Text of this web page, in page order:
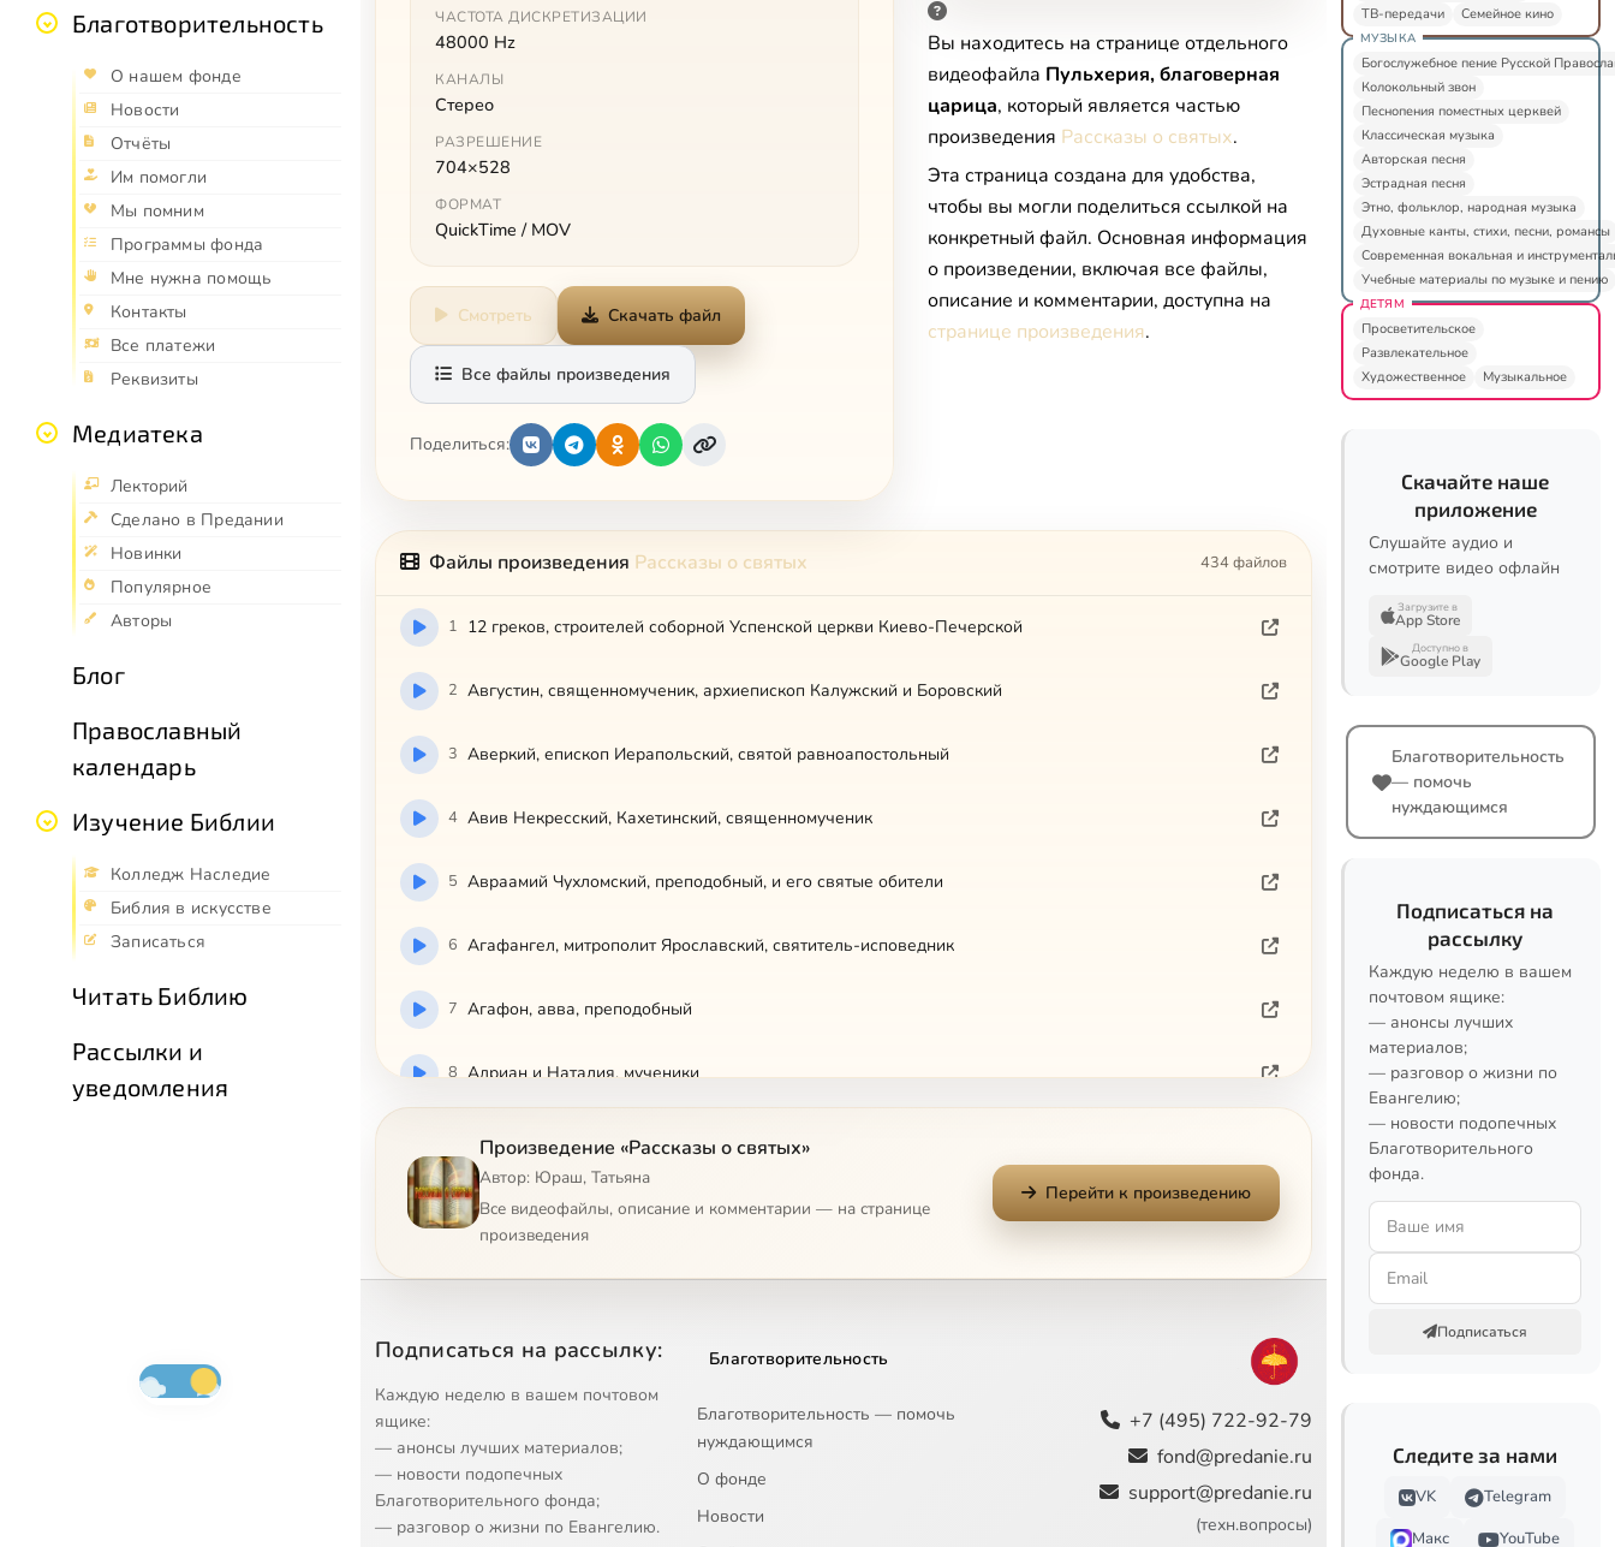
Благотворительность
О нашем фонде
Новости
Отчёты
Им помогли
Мы помним
Программы фонда
Мне нужна помощь
Контакты
Все платежи
Реквизиты
Медиатека
Лекторий
Сделано в Предании
Новинки
Популярное
Авторы
Блог
Православный
календарь
Изучение Библии
Колледж Наследие
Библия в искусстве
Записаться
Читать Библию
Рассылки и
уведомления
ЧАСТОТА ДИСКРЕТИЗАЦИИ
48000 Hz
КАНАЛЫ
Стерео
РАЗРЕШЕНИЕ
704×528
ФОРМАТ
QuickTime / MOV
Смотреть Скачать файл
Все файлы произведения
Поделиться:
Вы находитесь на странице отдельного
видеофайла Пульхерия, благоверная
царица, который является частью
произведения Рассказы о святых.
Эта страница создана для удобства,
чтобы вы могли поделиться ссылкой на
конкретный файл. Основная информация
о произведении, включая все файлы,
описание и комментарии, доступна на
странице произведения.
Файлы произведения Рассказы о святых 434 файлов
1 12 греков, строителей соборной Успенской церкви Киево-Печерской
2 Августин, священномученик, архиепископ Калужский и Боровский
3 Аверкий, епископ Иерапольский, святой равноапостольный
4 Авив Некресский, Кахетинский, священномученик
5 Авраамий Чухломский, преподобный, и его святые обители
6 Агафангел, митрополит Ярославский, святитель-исповедник
7 Агафон, авва, преподобный
8 Адриан и Наталия, мученики
Адриан Пошехонский, преподобномученик
10 Александр Пересвет, инок-воин
13 Икона Божией Матери 'О Всепетая Мати'
14 Икона Божией Матери 'Утоли моя печали'
Икона Божией Матери Донская
Произведение «Рассказы о святых»
Автор: Юраш, Татьяна
Все видеофайлы, описание и комментарии — на странице
произведения
Перейти к произведению
Подписаться на рассылку:
Каждую неделю в вашем почтовом
ящике:
— анонсы лучших материалов;
— новости подопечных
Благотворительного фонда;
— разговор о жизни по Евангелию.
Благотворительность
Благотворительность — помочь
нуждающимся
О фонде
Новости
+7 (495) 722-92-79
fond@predanie.ru
support@predanie.ru
(техн.вопросы)
ТВ-передачи
Семейное кино
МУЗЫКА
Богослужебное пение Русской
Колокольный звон
Песнопения поместных церквей
Классическая музыка
Авторская песня
Эстрадная песня
Этно, фольклор, народная музыка
Духовные канты, стихи, песни, романсы
Современная вокальная и
Учебные материалы по музыке и пению
ДЕТЯМ
Просветительское
Развлекательное
Художественное
Музыкальное
Скачайте наше
приложение
Слушайте аудио и
смотрите видео офлайн
Загрузите в
App Store
Доступно в
Google Play
Благотворительность
— помочь
нуждающимся
Подписаться на
рассылку
Каждую неделю в вашем
почтовом ящике:
— анонсы лучших
материалов;
— разговор о жизни по
Евангелию;
— новости подопечных
Благотворительного
фонда.
Подписаться
Следите за нами
VK
Telegram
Макс
YouTube